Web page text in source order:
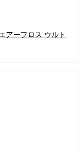
アーフロス ウルト